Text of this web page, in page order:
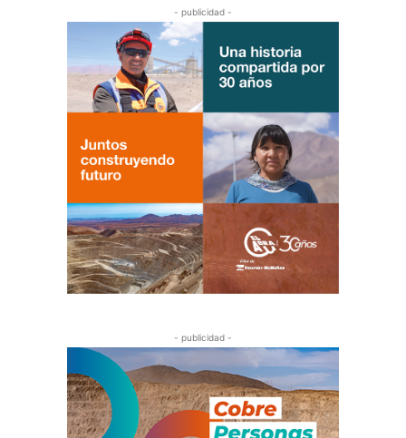
- publicidad -
- publicidad -